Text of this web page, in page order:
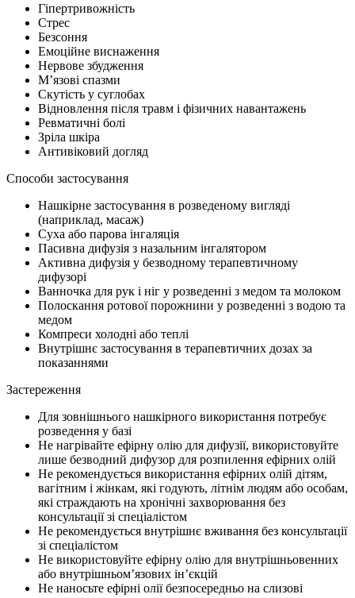
Гіпертривожність
Стрес
Безсоння
Емоційне виснаження
Нервове збудження
М’язові спазми
Скутість у суглобах
Відновлення після травм і фізичних навантажень
Ревматичні болі
Зріла шкіра
Антивіковий догляд
Способи застосування
Нашкірне застосування в розведеному вигляді
(наприклад, масаж)
Суха або парова інгаляція
Пасивна дифузія з назальним інгалятором
Активна дифузія у безводному терапевтичному
дифузорі
Ванночка для рук і ніг у розведенні з медом та молоком
Полоскання ротової порожнини у розведенні з водою та
медом
Компреси холодні або теплі
Внутрішнє застосування в терапевтичних дозах за
показаннями
Застереження
Для зовнішнього нашкірного використання потребує
розведення у базі
Не нагрівайте ефірну олію для дифузії, використовуйте
лише безводний дифузор для розпилення ефірних олій
Не рекомендується використання ефірних олій дітям,
вагітним і жінкам, які годують, літнім людям або особам,
які страждають на хронічні захворювання без
консультації зі спеціалістом
Не рекомендується внутрішнє вживання без консультації
зі спеціалістом
Не використовуйте ефірну олію для внутрішньовенних
або внутрішньом’язових ін’єкцій
Не наносьте ефірні олії безпосередньо на слизові